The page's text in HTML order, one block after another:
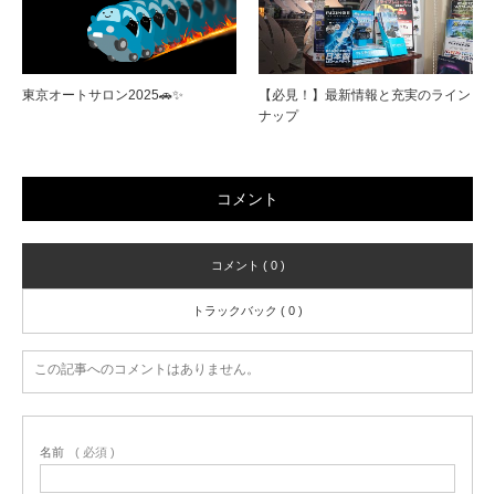
東京オートサロン2025🚗✨
【必見！】最新情報と充実のライン
ナップ
コメント
コメント ( 0 )
トラックバック ( 0 )
この記事へのコメントはありません。
名前 ( 必須 )